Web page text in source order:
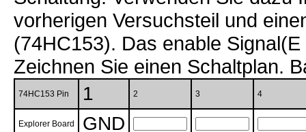
vorherigen Versuchsteil und
(74HC153). Das enable
Zeichnen Sie einen Schaltplan.
74HC153 Pin 1 2 3 4
Explorer Board GND